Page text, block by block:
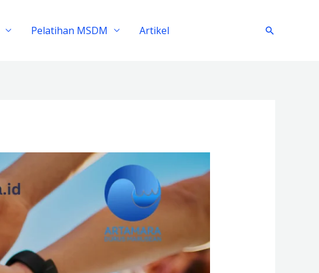
Pelatihan MSDM Artikel Search